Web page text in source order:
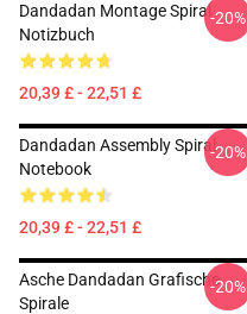
Dandadan Montage Spiral
Notizbuch
20,39 £ - 22,51 £
-20%
Dandadan Assembly Spiral
Notebook
20,39 £ - 22,51 £
-20%
Asche Dandadan Grafische
Spirale
-20%